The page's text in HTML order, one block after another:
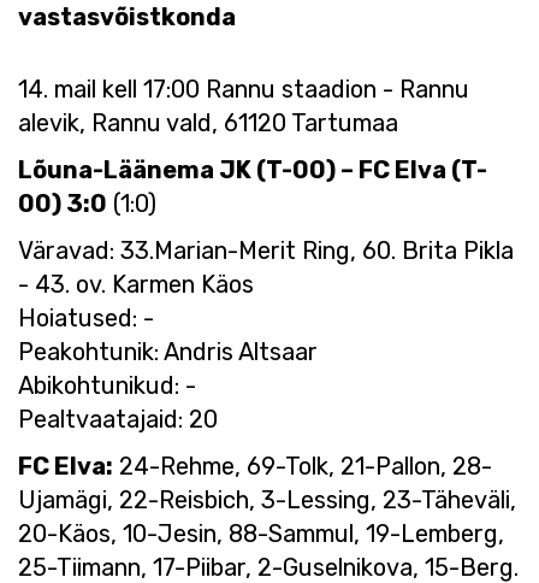
vastasvõistkonda
14. mail kell 17:00 Rannu staadion - Rannu
alevik, Rannu vald, 61120 Tartumaa
Lõuna-Läänema JK (T-00) – FC Elva (T-
00) 3:0 (1:0)
Väravad: 33.Marian-Merit Ring, 60. Brita Pikla
- 43. ov. Karmen Käos
Hoiatused: -
Peakohtunik: Andris Altsaar
Abikohtunikud: -
Pealtvaatajaid: 20
FC Elva: 24-Rehme, 69-Tolk, 21-Pallon, 28-
Ujamägi, 22-Reisbich, 3-Lessing, 23-Täheväli,
20-Käos, 10-Jesin, 88-Sammul, 19-Lemberg,
25-Tiimann, 17-Piibar, 2-Guselnikova, 15-Berg.